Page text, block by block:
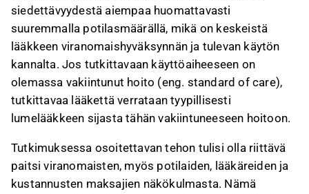
siedettävyydestä aiempaa huomattavasti
suuremmalla potilasmäärällä, mikä on keskeistä
lääkkeen viranomaishyväksynnän ja tulevan käytön
kannalta. Jos tutkittavaan käyttöaiheeseen on
olemassa vakiintunut hoito (eng. standard of care),
tutkittavaa lääkettä verrataan tyypillisesti
lumelääkkeen sijasta tähän vakiintuneeseen hoitoon.
Tutkimuksessa osoitettavan tehon tulisi olla riittävä
paitsi viranomaisten, myös potilaiden, lääkäreiden ja
kustannusten maksajien näkökulmasta. Nämä